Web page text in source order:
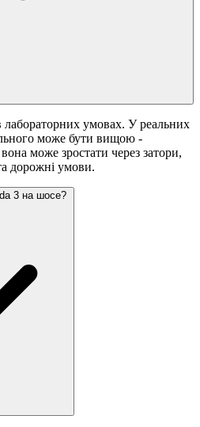
лабораторних умовах. У реальних
може бути вищою -
може зростати через затори,
дорожні умови.
3 на шосе?